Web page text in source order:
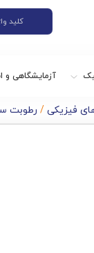
آزمایشگاهی و
فیزیکی / رطوبت